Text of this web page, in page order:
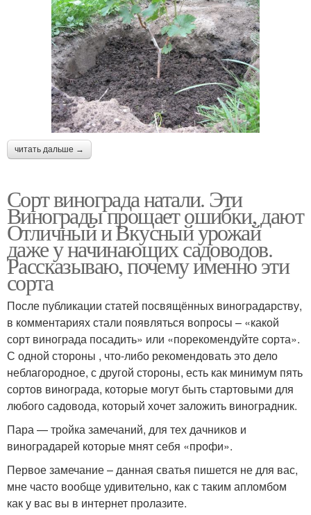
читать дальше →
Сорт винограда натали. Эти
Винограды прощает ошибки, дают
Отличный и Вкусный урожай
даже у начинающих садоводов.
Рассказываю, почему именно эти
сорта
После публикации статей посвящённых виноградарству,
в комментариях стали появляться вопросы – «какой
сорт винограда посадить» или «порекомендуйте сорта».
С одной стороны , что-либо рекомендовать это дело
неблагородное, с другой стороны, есть как минимум пять
сортов винограда, которые могут быть стартовыми для
любого садовода, который хочет заложить виноградник.
Пара — тройка замечаний, для тех дачников и
виноградарей которые мнят себя «профи».
Первое замечание – данная сватья пишется не для вас,
мне часто вообще удивительно, как с таким апломбом
как у вас вы в интернет пролазите.